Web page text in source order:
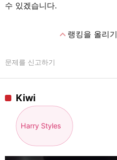
수 있겠습니다.
expand_less랭킹을 올리기
문제를 신고하기
Kiwi
Harry Styles